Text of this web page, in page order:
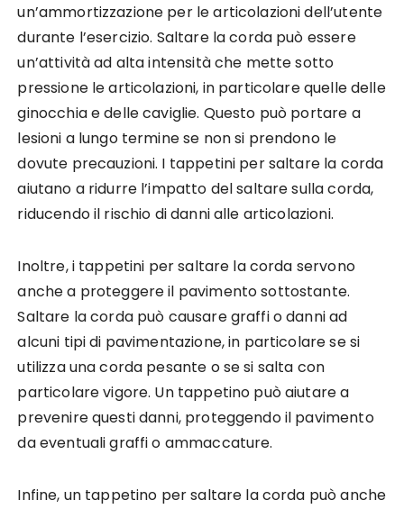
un’ammortizzazione per le articolazioni dell’utente
durante l’esercizio. Saltare la corda può essere
un’attività ad alta intensità che mette sotto
pressione le articolazioni, in particolare quelle delle
ginocchia e delle caviglie. Questo può portare a
lesioni a lungo termine se non si prendono le
dovute precauzioni. I tappetini per saltare la corda
aiutano a ridurre l’impatto del saltare sulla corda,
riducendo il rischio di danni alle articolazioni.
Inoltre, i tappetini per saltare la corda servono
anche a proteggere il pavimento sottostante.
Saltare la corda può causare graffi o danni ad
alcuni tipi di pavimentazione, in particolare se si
utilizza una corda pesante o se si salta con
particolare vigore. Un tappetino può aiutare a
prevenire questi danni, proteggendo il pavimento
da eventuali graffi o ammaccature.
Infine, un tappetino per saltare la corda può anche